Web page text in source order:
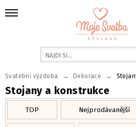
Stojany a konstrukce
Svatební výzdoba → Dekorace →
TOP Nejprodávanější